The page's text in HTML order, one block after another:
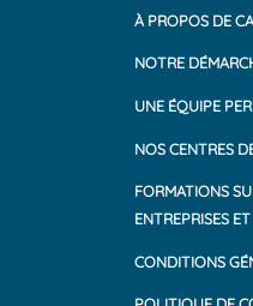
À PROPOS DE
NOTRE
UNE ÉQUIPE
NOS CENTRES
FORMATIONS
ENTREPRISES
CONDITIONS